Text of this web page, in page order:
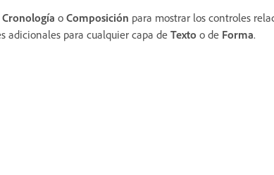
Cronología o Composición para mostrar los controles
adicionales para cualquier capa de Texto o de Forma.